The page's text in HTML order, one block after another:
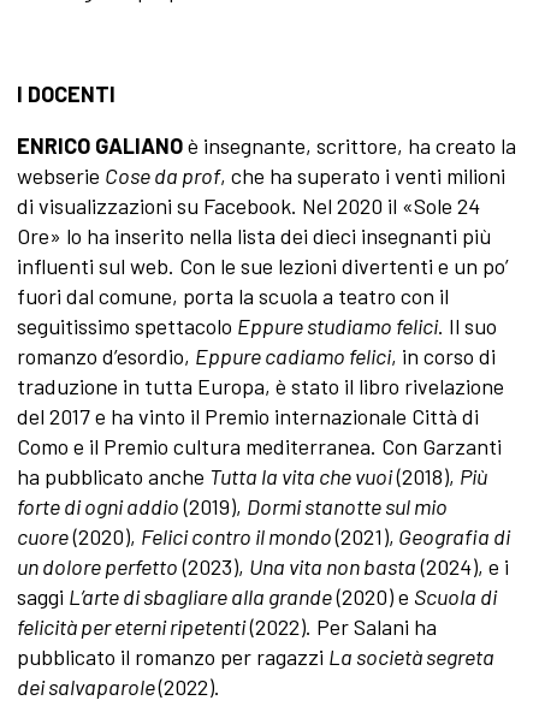
I DOCENTI
ENRICO GALIANOè insegnante, scrittore, ha creato la
webserie Cose da prof, che ha superato i venti milioni
di visualizzazioni su Facebook. Nel 2020 il «Sole 24
Ore» lo ha inserito nella lista dei dieci insegnanti più
influenti sul web. Con le sue lezioni divertenti e un po’
fuori dal comune, porta la scuola a teatro con il
seguitissimo spettacolo Eppure studiamo felici. Il suo
romanzo d’esordio, Eppure cadiamo felici, in corso di
traduzione in tutta Europa, è stato il libro rivelazione
del 2017 e ha vinto il Premio internazionale Città di
Como e il Premio cultura mediterranea. Con Garzanti
ha pubblicato anche Tutta la vita che vuoi(2018), Più
forte di ogni addio(2019), Dormi stanotte sul mio
cuore(2020), Felici contro il mondo(2021), Geografia di
un dolore perfetto(2023), Una vita non basta(2024), e i
saggi L’arte di sbagliare alla grande(2020) e Scuola di
felicità per eterni ripetenti(2022). Per Salani ha
pubblicato il romanzo per ragazzi La società segreta
dei salvaparole(2022).